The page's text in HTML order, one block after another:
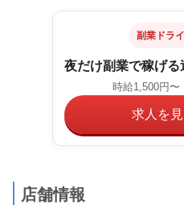
副業ドラ
夜だけ副業で稼げる
時給1,500円〜
求人を
店舗情報